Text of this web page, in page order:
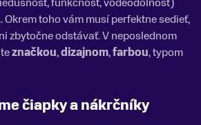
Okrem toho vám musí perfektne sedieť,
zbytočne odstávať. V neposlednom
značkou,dizajnom,farbou, typom
čiapky a nákrčníky